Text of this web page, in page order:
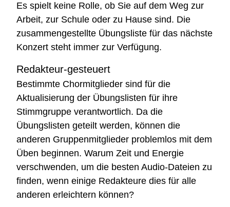
Es spielt keine Rolle, ob Sie auf dem Weg zur
Arbeit, zur Schule oder zu Hause sind. Die
zusammengestellte Übungsliste für das nächste
Konzert steht immer zur Verfügung.
Redakteur-gesteuert
Bestimmte Chormitglieder sind für die
Aktualisierung der Übungslisten für ihre
Stimmgruppe verantwortlich. Da die
Übungslisten geteilt werden, können die
anderen Gruppenmitglieder problemlos mit dem
Üben beginnen. Warum Zeit und Energie
verschwenden, um die besten Audio-Dateien zu
finden, wenn einige Redakteure dies für alle
anderen erleichtern können?